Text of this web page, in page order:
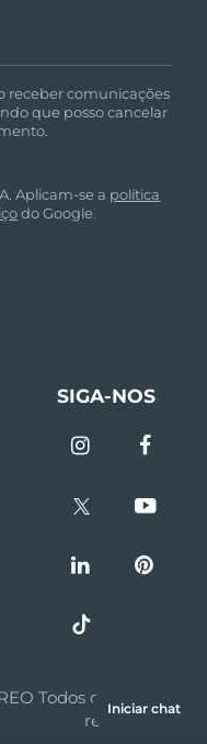
receber comunicações
que posso cancelar
Aplicam-se a política
do Google.
SIGA-NOS
Todos os direitos
reservados
Iniciar chat